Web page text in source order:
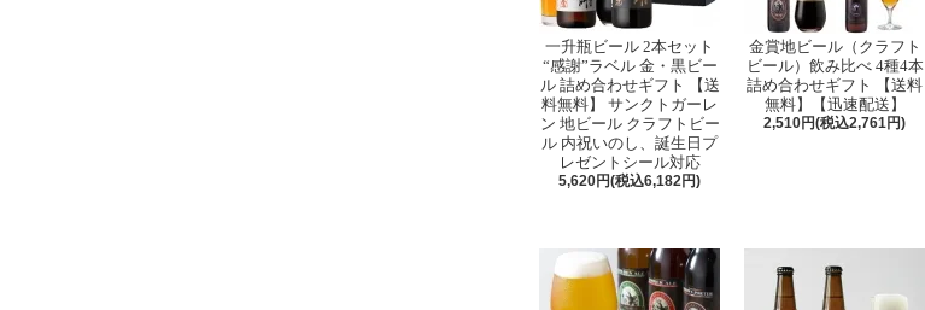
一升瓶ビール 2本セット
“感謝”ラベル 金・黒ビー
ル 詰め合わせギフト 【送
料無料】 サンクトガーレ
ン 地ビール クラフトビー
ル 内祝いのし、誕生日プ
レゼントシール対応
5,620円(税込6,182円)
金賞地ビール（クラフト
ビール）飲み比べ 4種4本
詰め合わせギフト 【送料
無料】【迅速配送】
2,510円(税込2,761円)